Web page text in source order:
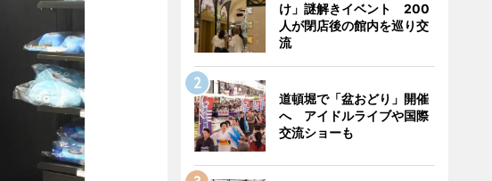
け」謎解きイベント 200
人が閉店後の館内を巡り交
流
道頓堀で「盆おどり」開催
へ アイドルライブや国際
交流ショーも